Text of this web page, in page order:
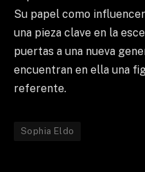
Su papel como
una pieza clave en la
puertas a una nueva
encuentran en ella una
referente.
Sophia Eldo